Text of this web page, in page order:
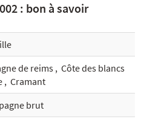
: bon à savoir
de reims, Côte des blancs
, Cramant
brut